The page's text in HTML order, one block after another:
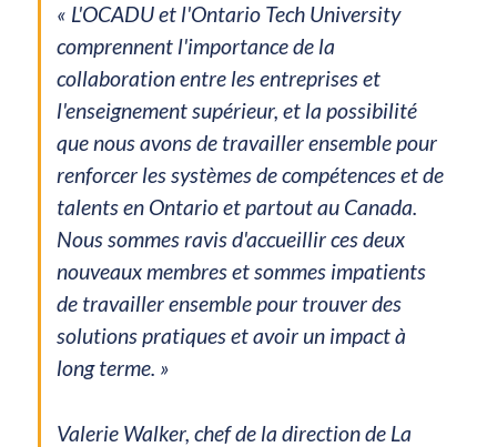
« L'OCADU et l'Ontario Tech University
comprennent l'importance de la
collaboration entre les entreprises et
l'enseignement supérieur, et la possibilité
que nous avons de travailler ensemble pour
renforcer les systèmes de compétences et de
talents en Ontario et partout au Canada.
Nous sommes ravis d'accueillir ces deux
nouveaux membres et sommes impatients
de travailler ensemble pour trouver des
solutions pratiques et avoir un impact à
long terme. »
Valerie Walker, chef de la direction de La